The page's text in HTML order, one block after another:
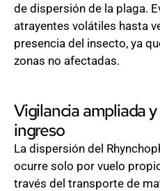
de dispersión de la plaga.
atrayentes volátiles hasta
presencia del insecto, ya
zonas no afectadas.
Vigilancia ampliada
ingreso
La dispersión del
ocurre solo por vuelo
través del transporte de